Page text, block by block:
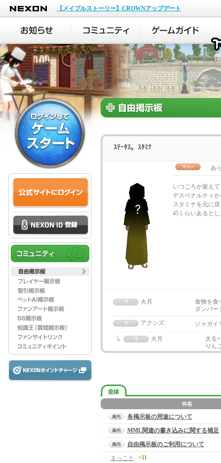
NEXON
【メイプルストーリー】CROWNアップデート
ｽﾃｰﾀｽ。ｽﾀﾐﾅ
あ
いつごろか覚え
デスペナルティ
スタミナを元に
45くらいあると
火月
食物を食
ダンバー
アクシズ
ジャガイ
火月
太る
りん
各掲示板の用途について
MML関連の書き込みに関する補足
自由掲示板のご利用について
まっこと
+11